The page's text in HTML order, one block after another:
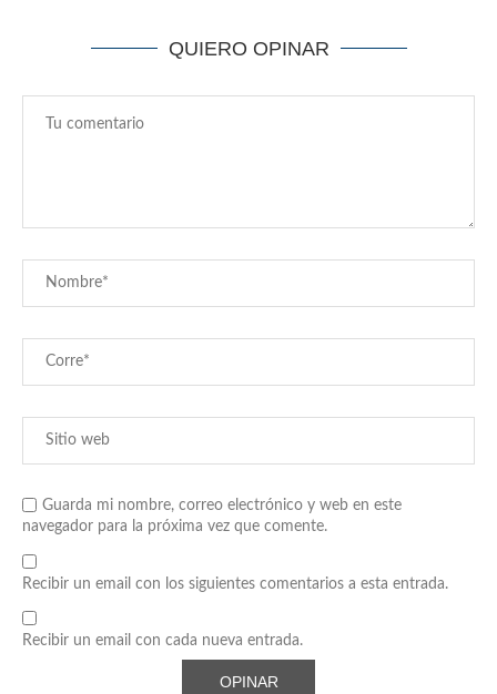
QUIERO OPINAR
Guarda mi nombre, correo electrónico y web en este
navegador para la próxima vez que comente.
Recibir un email con los siguientes comentarios a esta entrada.
Recibir un email con cada nueva entrada.